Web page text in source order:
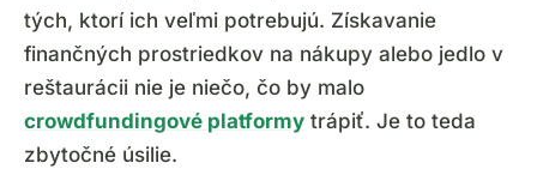
tých, ktorí ich veľmi potrebujú. Získavanie
finančných prostriedkov na nákupy alebo jedlo v
reštaurácii nie je niečo, čo by malo
crowdfundingové platformy trápiť. Je to teda
zbytočné úsilie.